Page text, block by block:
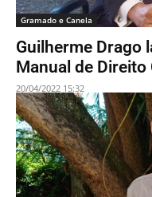
Gramado e Canela
Guilherme Drago
Manual de
20/04/2022 15:32